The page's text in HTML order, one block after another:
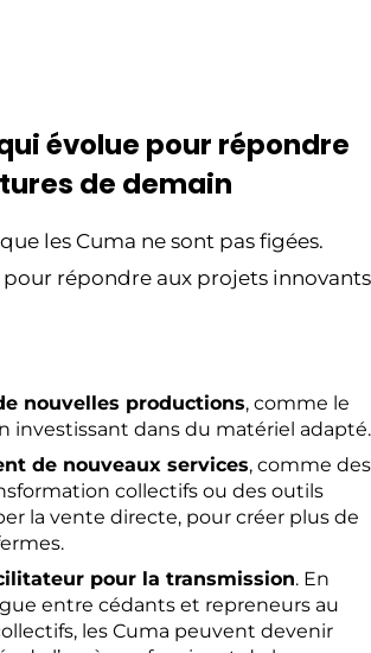
évolue pour répondre
de demain
les Cuma ne sont pas figées.
pour répondre aux projets innovants
nouvelles productions, comme le
investissant dans du matériel adapté.
de nouveaux services, comme des
collectifs ou des outils
la vente directe, pour créer plus de
pour la transmission. En
entre cédants et repreneurs au
les Cuma peuvent devenir